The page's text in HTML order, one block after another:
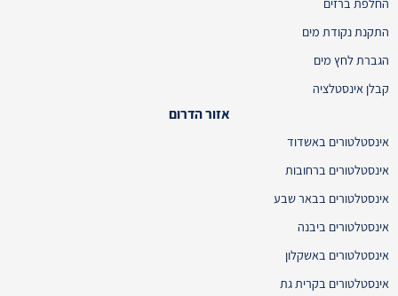
החלפת ברזים
התקנת נקודת מים
הגברת לחץ מים
קבלן אינסטלציה
אזור הדרום
אינסטלטורים באשדוד
אינסטלטורים ברחובות
אינסטלטורים בבאר שבע
אינסטלטורים ביבנה
אינסטלטורים באשקלון
אינסטלטורים בקרית גת